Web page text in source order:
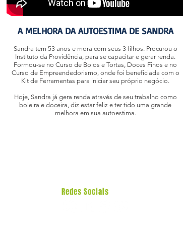
A MELHORA DA AUTOESTIMA DE SANDRA
Sandra tem 53 anos e mora com seus 3 filhos. Procurou o
Instituto da Providência, para se capacitar e gerar renda.
Formou-se no Curso de Bolos e Tortas, Doces Finos e no
Curso de Empreendedorismo, onde foi beneficiada com o
Kit de Ferramentas para iniciar seu próprio negócio.
Hoje, Sandra já gera renda através de seu trabalho como
boleira e doceira, diz estar feliz e ter tido uma grande
melhora em sua autoestima.
Redes Sociais